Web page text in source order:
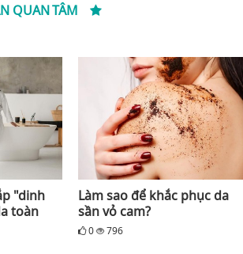
QUAN TÂM
"dinh
toàn
Làm sao để khắc phục da
sần vỏ cam?
0 796